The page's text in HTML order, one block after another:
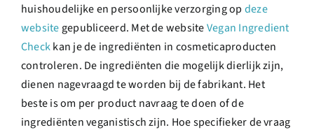
huishoudelijke en persoonlijke verzorging op deze
website gepubliceerd. Met de websiteVegan Ingredient
Checkkan je de ingrediënten in cosmeticaproducten
controleren. De ingrediënten die mogelijk dierlijk zijn,
dienen nagevraagd te worden bij de fabrikant. Het
beste is om per product navraag te doen of de
ingrediënten veganistisch zijn. Hoe specifieker de vraag